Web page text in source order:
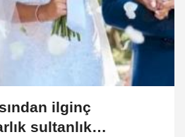
ilginç
sultanlık